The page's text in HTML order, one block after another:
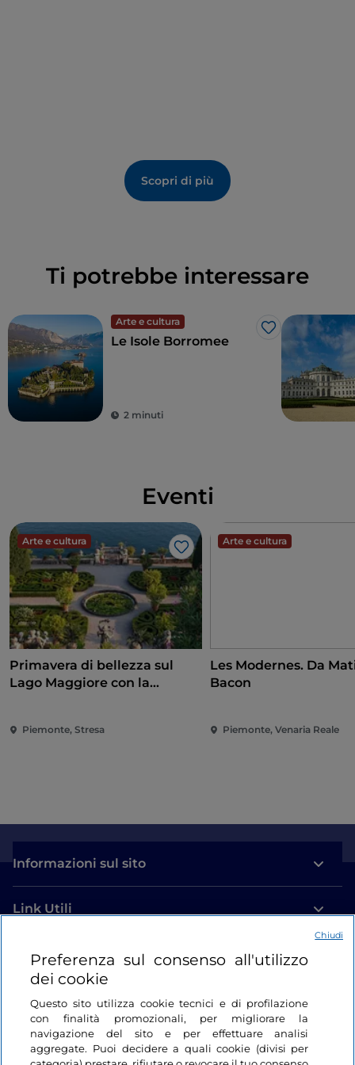
Scopri di più
Ti potrebbe interessare
Arte e cultura
Like
Le Isole Borromee
2 minuti
Eventi
Arte e cultura
Like
Primavera di bellezza sul
Lago Maggiore con la
Piemonte, Stresa
Arte e cultura
Les Modernes. Da
Bacon
Piemonte, Venaria Reale
Informazioni sul sito
Link Utili
Login
Restiamo in contatto
Preferenza sul consenso all'utilizzo
dei cookie
Questo sito utilizza cookie tecnici e di profilazione
con finalità promozionali, per migliorare la
navigazione del sito e per effettuare analisi
aggregate. Puoi decidere a quali cookie (divisi per
Chiudi